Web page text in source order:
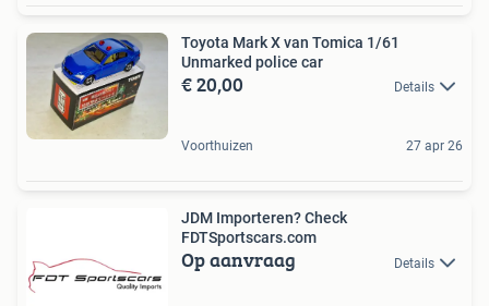
Toyota Mark X van Tomica 1/61
Unmarked police car
€ 20,00 Details
Voorthuizen 27 apr 26
JDM Importeren? Check
FDTSportscars.com
Op aanvraag Details